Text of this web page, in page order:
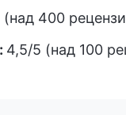
(над 400
4,5/5 (над 100